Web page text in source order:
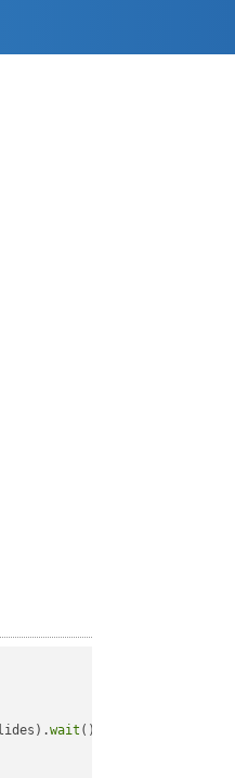
wait ();